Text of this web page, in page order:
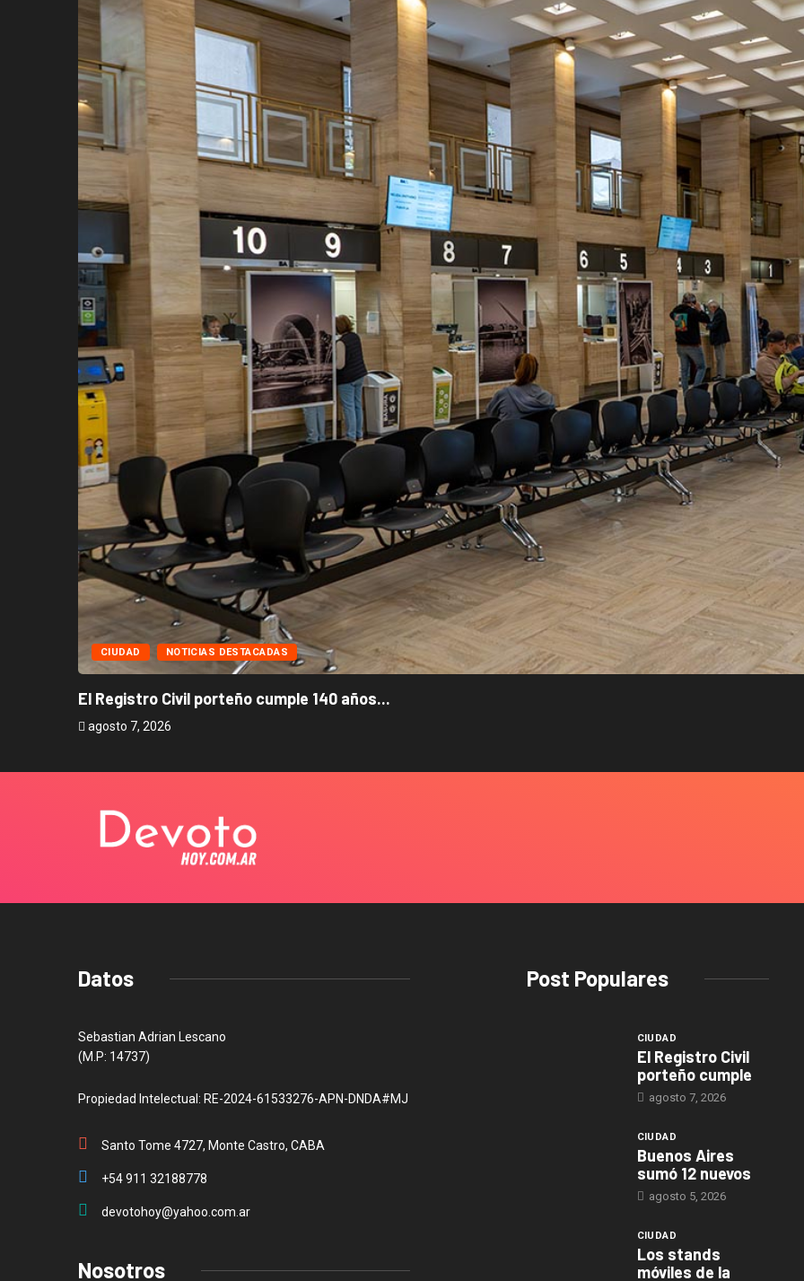
CIUDAD NOTICIAS DESTACADAS
El Registro Civil porteño cumple 140 años...
agosto 7, 2026
Datos
Sebastian Adrian Lescano
(M.P: 14737)
Propiedad Intelectual: RE-2024-61533276-APN-DNDA#MJ
Santo Tome 4727, Monte Castro, CABA
+54 911 32188778
devotohoy@yahoo.com.ar
Nosotros
Post Populares
CIUDAD
El Registro Civil
porteño cumple
agosto 7, 2026
CIUDAD
Buenos Aires
sumó 12 nuevos
agosto 5, 2026
CIUDAD
Los stands
móviles de la